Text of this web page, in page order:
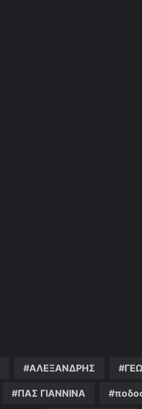
ΑΛΕΞΑΝΔΡΗΣ
ΠΑΣ ΓΙΑΝΝΙΝΑ